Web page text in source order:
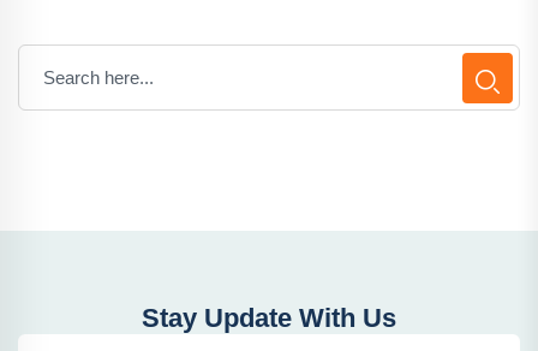
Stay Update With Us